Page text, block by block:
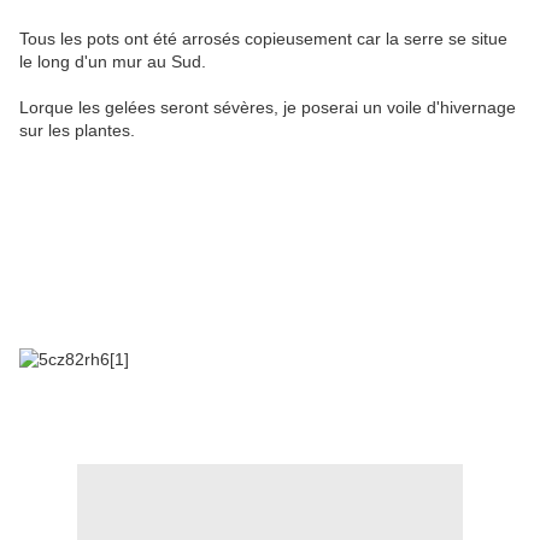
Tous les pots ont été arrosés copieusement car la serre se situe
le long d'un mur au Sud.
Lorque les gelées seront sévères, je poserai un voile d'hivernage
sur les plantes.